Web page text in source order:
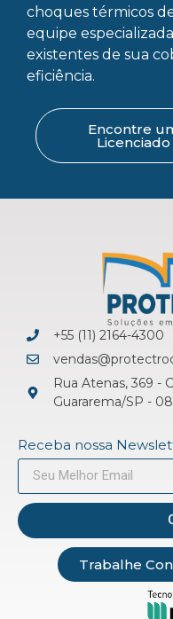
choques térmicos
equipe
existentes de sua
eficiência.
Encontre
Licenciado
+55 (11) 2164-4300
Rua Atenas, 369 -
Guararema/SP -
Receba nossa
Trabalhe